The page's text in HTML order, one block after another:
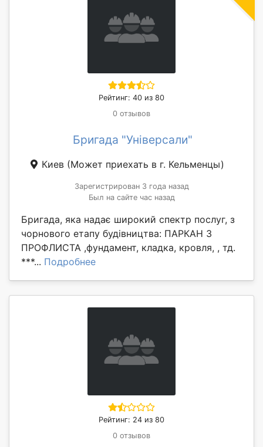
Рейтинг: 40 из 80
0 отзывов
Бригада "Універсали"
Киев (Может приехать в г. Кельменцы)
Зарегистрирован 3 года назад
Был на сайте час назад
Бригада, яка надає широкий спектр послуг, з
чорнового етапу будівництва: ПАРКАН З
ПРОФЛИСТА ,фундамент, кладка, кровля, , тд.
***... Подробнее
Рейтинг: 24 из 80
0 отзывов